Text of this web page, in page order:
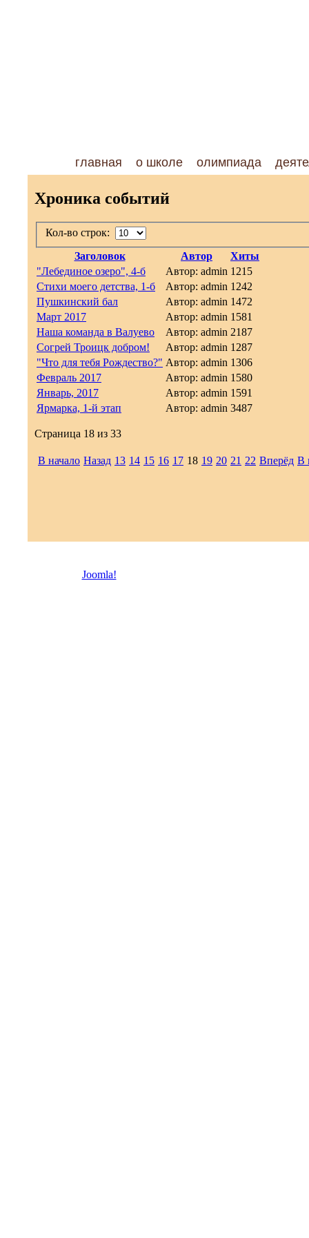
главная о школе олимпиада
Хроника событий
Кол-во строк:
Заголовок
Автор
Хиты
"Лебединое озеро", 4-б
Автор: admin 1215
Стихи моего детства, 1-б
Автор: admin 1242
Пушкинский бал
Автор: admin 1472
Март 2017
Автор: admin 1581
Наша команда в Валуево
Автор: admin 2187
Согрей Троицк добром!
Автор: admin 1287
"Что для тебя Рождество?" Автор: admin 1306
Февраль 2017
Автор: admin 1580
Январь, 2017
Автор: admin 1591
Ярмарка, 1-й этап
Автор: admin 3487
Страница 18 из 33
В начало Назад 13 14 15 16 17 18 19 20 21 22 Вперёд В
Joomla!